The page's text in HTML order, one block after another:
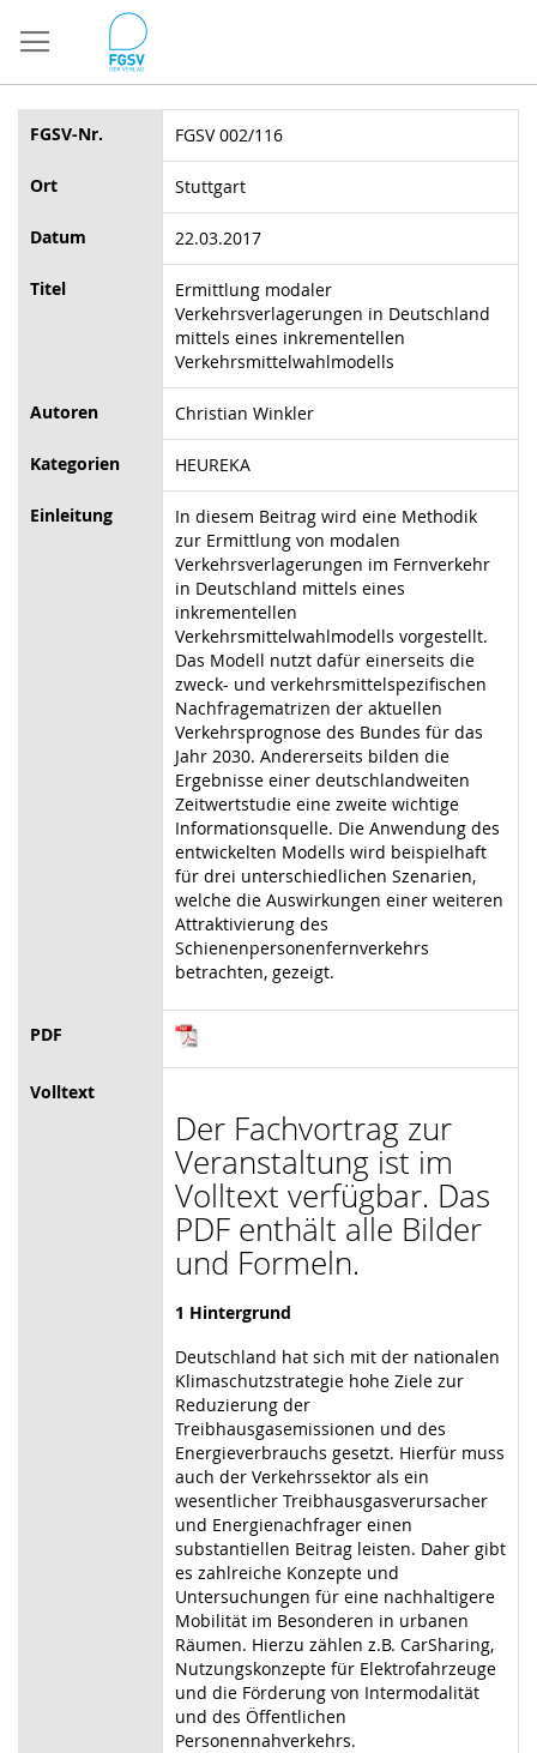
zum
Inhalt
FGSV-Nr. FGSV 002/116
Ort Stuttgart
Datum 22.03.2017
Titel
Ermittlung modaler
Verkehrsverlagerungen in Deutschland
mittels eines inkrementellen
Verkehrsmittelwahlmodells
Autoren Christian Winkler
Kategorien HEUREKA
Einleitung
In diesem Beitrag wird eine Methodik
zur Ermittlung von modalen
Verkehrsverlagerungen im Fernverkehr
in Deutschland mittels eines
inkrementellen
Verkehrsmittelwahlmodells vorgestellt.
Das Modell nutzt dafür einerseits die
zweck- und verkehrsmittelspezifischen
Nachfragematrizen der aktuellen
Verkehrsprognose des Bundes für das
Jahr 2030. Andererseits bilden die
Ergebnisse einer deutschlandweiten
Zeitwertstudie eine zweite wichtige
Informationsquelle. Die Anwendung des
entwickelten Modells wird beispielhaft
für drei unterschiedlichen Szenarien,
welche die Auswirkungen einer weiteren
Attraktivierung des
Schienenpersonenfernverkehrs
betrachten, gezeigt.
PDF
Volltext
Der Fachvortrag zur
Veranstaltung ist im
Volltext verfügbar. Das
PDF enthält alle Bilder
und Formeln.
1 Hintergrund
Deutschland hat sich mit der nationalen
Klimaschutzstrategie hohe Ziele zur
Reduzierung der
Treibhausgasemissionen und des
Energieverbrauchs gesetzt. Hierfür muss
auch der Verkehrssektor als ein
wesentlicher Treibhausgasverursacher
und Energienachfrager einen
substantiellen Beitrag leisten. Daher gibt
es zahlreiche Konzepte und
Untersuchungen für eine nachhaltigere
Mobilität im Besonderen in urbanen
Räumen. Hierzu zählen z.B. CarSharing,
Nutzungskonzepte für Elektrofahrzeuge
und die Förderung von Intermodalität
und des Öffentlichen
Personennahverkehrs.